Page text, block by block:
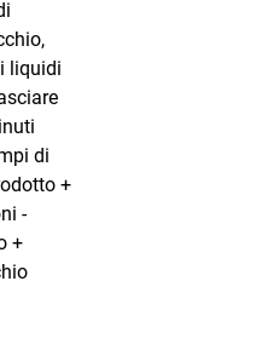
liquidi
di
+
-
+